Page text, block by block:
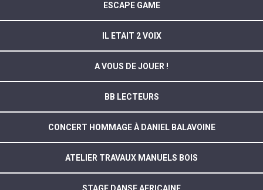
ESCAPE GAME
IL ETAIT 2 VOIX
A VOUS DE JOUER !
BB LECTEURS
CONCERT HOMMAGE À DANIEL BALAVOINE
ATELIER TRAVAUX MANUELS BOIS